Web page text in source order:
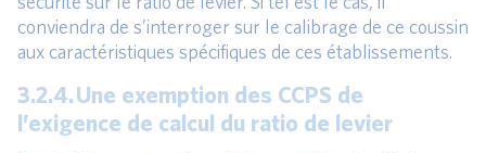
conviendra de s’interroger sur le calibrage de ce coussin
aux caractéristiques spécifiques de ces établissements.
3.2.4. Une exemption des CCPS de
l’exigence de calcul du ratio de levier